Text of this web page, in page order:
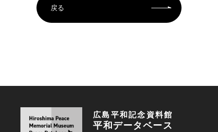
戻る
広島平和記念資料館
平和データベース